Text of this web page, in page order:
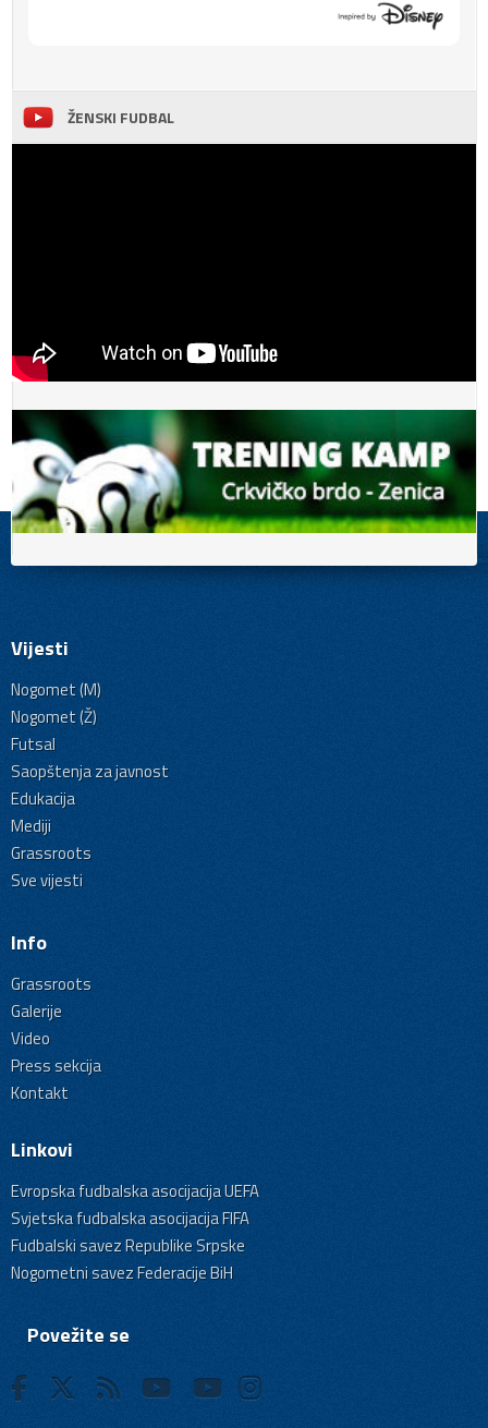
ŽENSKI FUDBAL
Vijesti
Nogomet (M)
Nogomet (Ž)
Futsal
Saopštenja za javnost
Edukacija
Mediji
Grassroots
Sve vijesti
Info
Grassroots
Galerije
Video
Press sekcija
Kontakt
Linkovi
Evropska fudbalska asocijacija UEFA
Svjetska fudbalska asocijacija FIFA
Fudbalski savez Republike Srpske
Nogometni savez Federacije BiH
Povežite se